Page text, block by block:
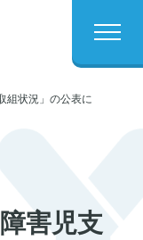
組状況」の公表に
害児支